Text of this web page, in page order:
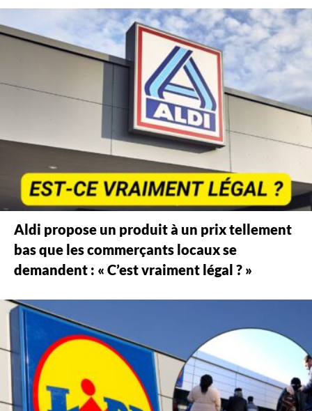
Aldi propose un produit à un prix tellement
bas que les commerçants locaux se
demandent : « C’est vraiment légal ? »